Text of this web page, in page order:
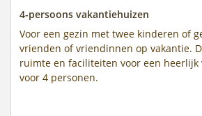
4-persoons vakantiehuizen
Voor een gezin met twee kinderen of
vrienden of vriendinnen op vakantie.
ruimte en faciliteiten voor een heerlijk
voor 4 personen.